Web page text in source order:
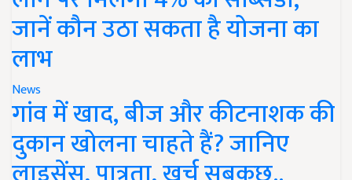
जानें कौन उठा सकता है योजना का
लाभ
News
गांव में खाद, बीज और कीटनाशक की
दुकान खोलना चाहते हैं? जानिए